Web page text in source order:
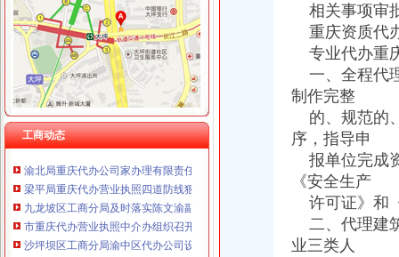
工商动态
万州局“七查七纠”重庆代办营业执照狠抓队伍纪律作风整顿
潼南局渝中区代办公司科所互动责任挂钩提高工作效率
潼南局六项“一票否决”重庆代办公司规范行政责任
经开区分局渝中区代办公司开展廉洁自律止奢侈浪费教育
巴南局认真抓好新《公司法》的渝中区工商代办贯彻实施
渝北局重庆代办公司切实加食品安全监管
江北局四项措施加种子市渝中区代办营业执照场监管保护春耕播种
九龙坡局渝中区工商代办2005年12315维权工作取得成效
梁平局重庆代办营业执照四道防线狠抓自主行风评议
九龙坡区工商分局及时落实陈文渝副局长对该局加市场安全监管的渝中区代办
市重庆代办营业执照中介办组织召开专题调研会议
沙坪坝区工商分局渝中区代办公司设立食品安全监测数据直报点
城口县工商局渝中区代办营业执照采取四条措施构筑食品安全监管
相关事项审
重庆资质代
专业代办重
一、全程代
制作完整
的、规范的
序，指导申
报单位完成
《安全生产
许可证》和
二、代理建
业三类人